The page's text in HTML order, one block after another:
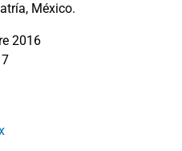
México.
2016